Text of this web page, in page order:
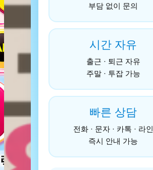
부담 없이 문의
시간 자유
출근 · 퇴근 자유
주말 · 투잡 가능
빠른 상담
전화 · 문자 · 카톡 · 라인
즉시 안내 가능